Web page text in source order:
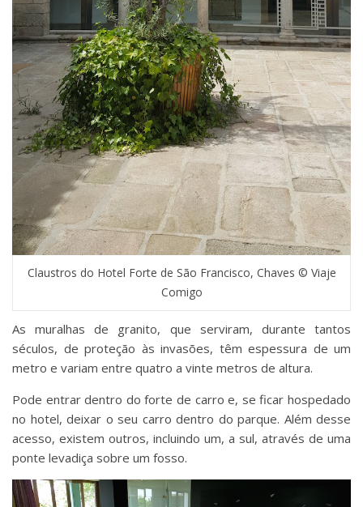
Claustros do Hotel Forte de São Francisco, Chaves © Viaje
Comigo
As muralhas de granito, que serviram, durante tantos
séculos, de proteção às invasões, têm espessura de um
metro e variam entre quatro a vinte metros de altura.
Pode entrar dentro do forte de carro e, se ficar hospedado
no hotel, deixar o seu carro dentro do parque. Além desse
acesso, existem outros, incluindo um, a sul, através de uma
ponte levadiça sobre um fosso.